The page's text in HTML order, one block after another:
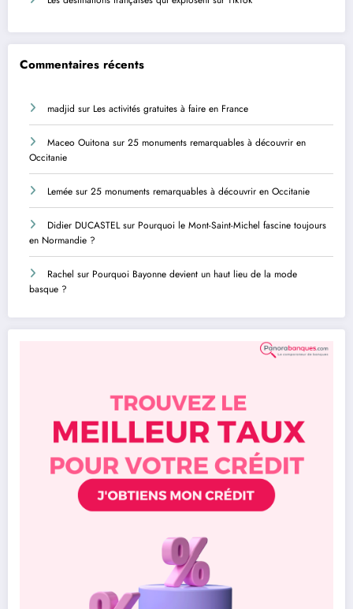
Commentaires récents
madjid sur Les activités gratuites à faire en France
Maceo Ouitona sur 25 monuments remarquables à découvrir en
Occitanie
Lemée sur 25 monuments remarquables à découvrir en Occitanie
Didier DUCASTELsur Pourquoi le Mont-Saint-Michel fascine toujours
en Normandie ?
Rachel sur Pourquoi Bayonne devient un haut lieu de la mode
basque ?